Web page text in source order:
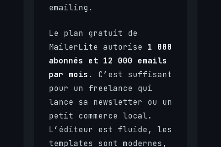
emailing.
Le plan gratuit de
MailerLite autorise 1 000
abonnés et 12 000 emails
par mois . C’est suffisant
pour un freelance qui
lance sa newsletter ou un
petit commerce local.
L’éditeur est fluide, les
templates sont modernes,